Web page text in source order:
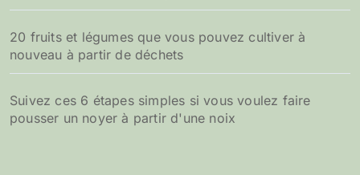
20 fruits et légumes que vous pouvez cultiver à
nouveau à partir de déchets
Suivez ces 6 étapes simples si vous voulez faire
pousser un noyer à partir d'une noix